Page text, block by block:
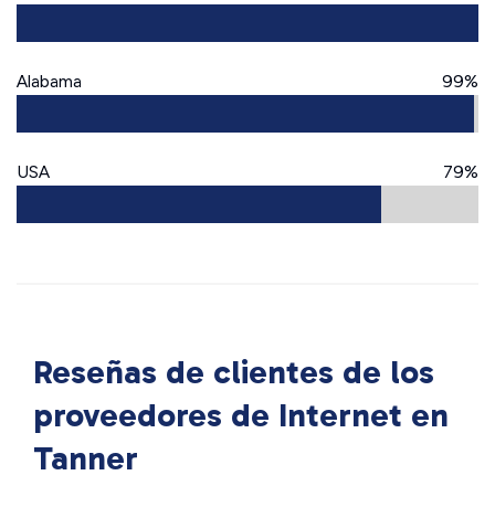
Alabama 99%
USA 79%
Reseñas de clientes de los
proveedores de Internet en
Tanner